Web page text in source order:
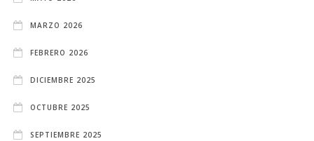
MARZO 2026
FEBRERO 2026
DICIEMBRE 2025
OCTUBRE 2025
SEPTIEMBRE 2025